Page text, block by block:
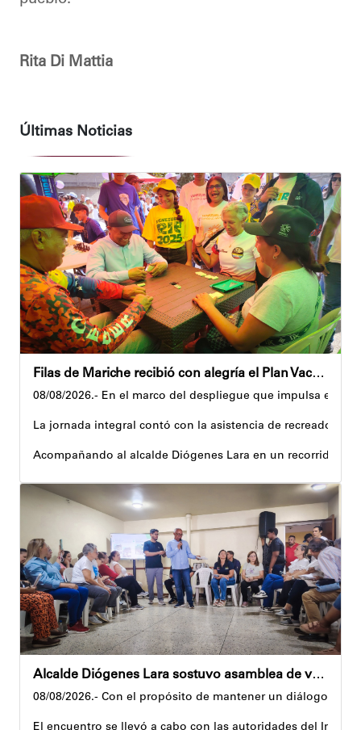
Rita Di Mattia
Últimas Noticias
Filas de Mariche recibió con alegría el Plan Vacacional Venezuela RÍE 2026
08/08/2026.- En el marco del despliegue que impulsa el
La jornada integral contó con la asistencia de recreadores
Acompañando al alcalde Diógenes Lara en un recorrido,
Al respecto, señaló dos espacios permanentes habilitados
Precisamente, el Plan Vacacional Venezuela RÍE 2026
Andyvell Román
Alcalde Diógenes Lara sostuvo asamblea de vecinos con juntas de condominio de Palo Verde
08/08/2026.- Con el propósito de mantener un diálogo